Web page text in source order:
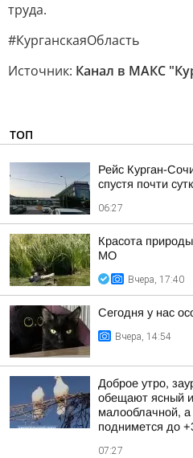
труда.
#КурганскаяОбласть
Источник: Канал в МАКС
ТОП
Рейс Курган-
спустя почти
06:27
Красота
МО
Вчера, 17:40
Сегодня у нас
Вчера, 14:54
Доброе утро,
обещают ясный
малооблачной, а
поднимется до
07:27